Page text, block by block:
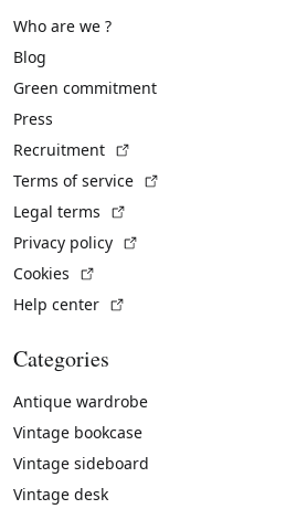
Who are we ?
Blog
Green commitment
Press
Recruitment
Terms of service
Legal terms
Privacy policy
Cookies
Help center
Categories
Antique wardrobe
Vintage bookcase
Vintage sideboard
Vintage desk